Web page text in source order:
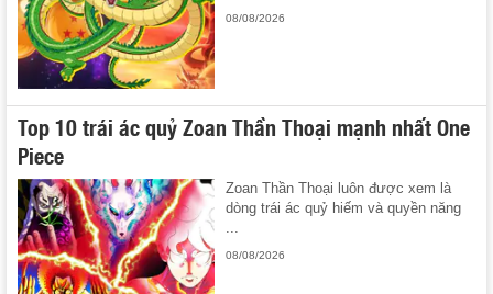
08/08/2026
Top 10 trái ác quỷ Zoan Thần Thoại mạnh nhất One
Piece
Zoan Thần Thoại luôn được xem là
dòng trái ác quỷ hiếm và quyền năng
08/08/2026